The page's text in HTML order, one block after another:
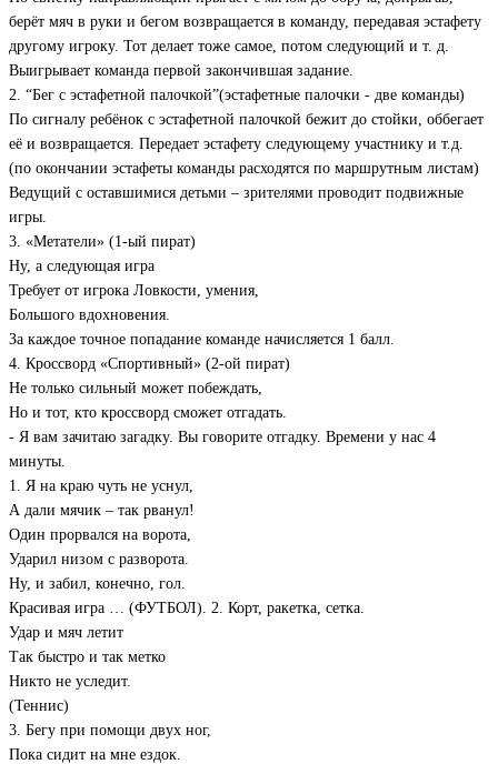
берёт мяч в руки и бегом возвращается в команду, передавая эстафету
другому игроку. Тот делает тоже самое, потом следующий и т. д.
Выигрывает команда первой закончившая задание.
2. “Бег с эстафетной палочкой”(эстафетные палочки - две команды)
По сигналу ребёнок с эстафетной палочкой бежит до стойки, оббегает
её и возвращается. Передает эстафету следующему участнику и т.д.
(по окончании эстафеты команды расходятся по маршрутным листам)
Ведущий с оставшимися детьми – зрителями проводит подвижные
игры.
3. «Метатели» (1-ый пират)
Ну, а следующая игра
Требует от игрока Ловкости, умения,
Большого вдохновения.
За каждое точное попадание команде начисляется 1 балл.
4. Кроссворд «Спортивный» (2-ой пират)
Не только сильный может побеждать,
Но и тот, кто кроссворд сможет отгадать.
- Я вам зачитаю загадку. Вы говорите отгадку. Времени у нас 4
минуты.
1. Я на краю чуть не уснул,
А дали мячик – так рванул!
Один прорвался на ворота,
Ударил низом с разворота.
Ну, и забил, конечно, гол.
Красивая игра … (ФУТБОЛ). 2. Корт, ракетка, сетка.
Удар и мяч летит
Так быстро и так метко
Никто не уследит.
(Теннис)
3. Бегу при помощи двух ног,
Пока сидит на мне ездок.